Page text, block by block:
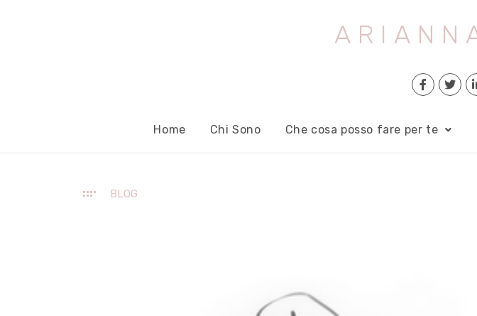
Home Chi Sono Che cosa posso fare per te
BLOG